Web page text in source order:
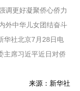
调更好凝聚侨心侨力
外中华儿女团结奋斗
华社北京7月28日电
主席习近平近日对侨
来源：新华社